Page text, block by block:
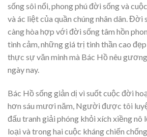
sống sôi nổi, phong phú đời sống và
và ác liệt của quần chúng nhân dân. Đời
càng hòa hợp với đời sống tâm hồn
tình cảm, những giá trị tinh thần cao
thực sự văn minh mà Bác Hồ nêu
ngày nay.
Bác Hồ sống giản dị vì suốt cuộc đời
hơn sáu mươi năm, Người được tôi
đấu tranh giải phóng khỏi xích xiềng nô
loại và trong hai cuộc kháng chiến